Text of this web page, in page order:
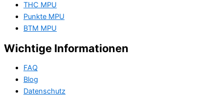
THC MPU
Punkte MPU
BTM MPU
Wichtige Informationen
FAQ
Blog
Datenschutz